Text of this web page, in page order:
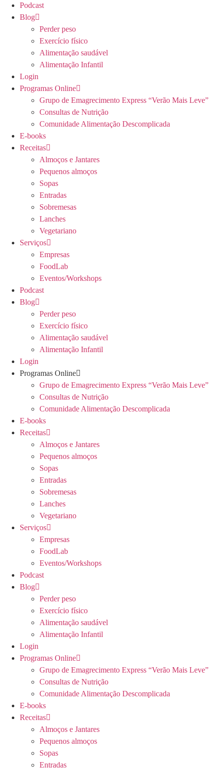
Podcast
Blog
Perder peso
Exercício físico
Alimentação saudável
Alimentação Infantil
Login
Programas Online
Grupo de Emagrecimento Express “Verão Mais Leve”
Consultas de Nutrição
Comunidade Alimentação Descomplicada
E-books
Receitas
Almoços e Jantares
Pequenos almoços
Sopas
Entradas
Sobremesas
Lanches
Vegetariano
Serviços
Empresas
FoodLab
Eventos/Workshops
Podcast
Blog
Perder peso
Exercício físico
Alimentação saudável
Alimentação Infantil
Login
Programas Online
Grupo de Emagrecimento Express “Verão Mais Leve”
Consultas de Nutrição
Comunidade Alimentação Descomplicada
E-books
Receitas
Almoços e Jantares
Pequenos almoços
Sopas
Entradas
Sobremesas
Lanches
Vegetariano
Serviços
Empresas
FoodLab
Eventos/Workshops
Podcast
Blog
Perder peso
Exercício físico
Alimentação saudável
Alimentação Infantil
Login
Programas Online
Grupo de Emagrecimento Express “Verão Mais Leve”
Consultas de Nutrição
Comunidade Alimentação Descomplicada
E-books
Receitas
Almoços e Jantares
Pequenos almoços
Sopas
Entradas